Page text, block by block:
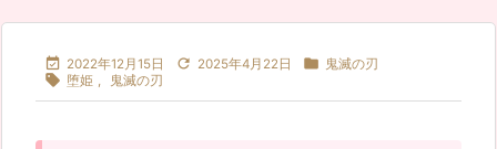
 2022年12月15日  2025年4月22日  鬼滅の刃
 堕姫 , 鬼滅の刃